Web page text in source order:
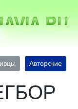
Авторские